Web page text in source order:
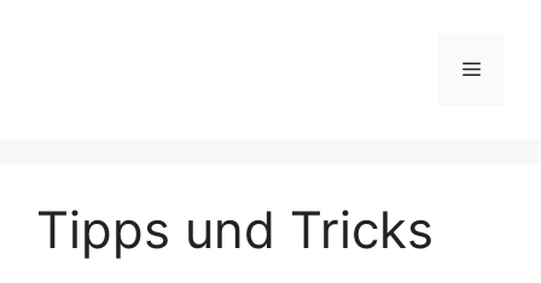
Menü
Tipps und Tricks